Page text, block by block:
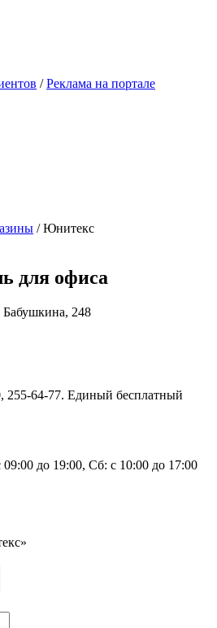
/Реклама на портале
/Юнитекс
для офиса
Бабушкина, 248
255-64-77. Единый бесплатный
до 19:00, Сб: с 10:00 до 17:00